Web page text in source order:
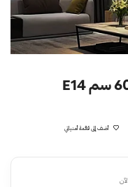
أضف إلى قائمة أمنياتي